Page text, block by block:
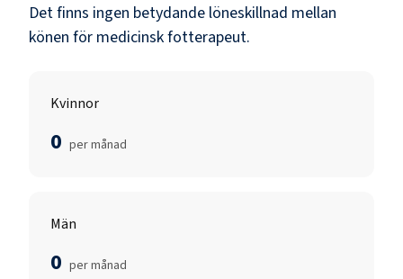
Det finns ingen betydande löneskillnad mellan
könen för medicinsk fotterapeut.
Kvinnor
0 per månad
Män
0 per månad